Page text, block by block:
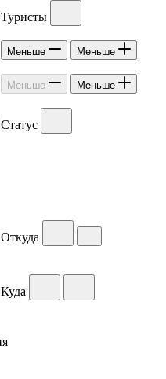
Туристы
Меньше Меньше
Меньше Меньше
Статус
Откуда
Куда